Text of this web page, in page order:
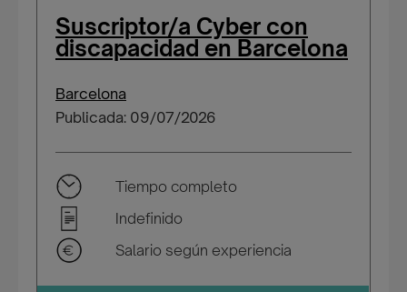
Suscriptor/a Cyber con
discapacidad en Barcelona
Barcelona
Publicada: 09/07/2026
Tiempo completo
Indefinido
Salario según experiencia